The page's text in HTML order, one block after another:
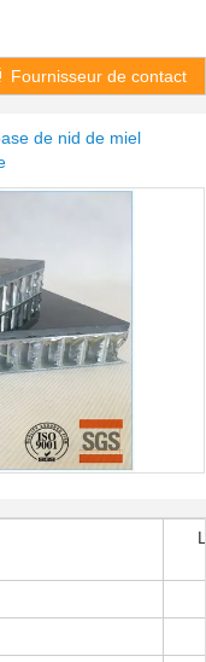
Fournisseur de contact
de nid de miel